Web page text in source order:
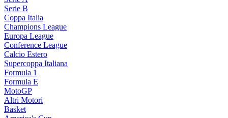
Serie B
Coppa Italia
Champions League
Europa League
Conference League
Calcio Estero
Supercoppa Italiana
Formula 1
Formula E
MotoGP
Altri Motori
Basket